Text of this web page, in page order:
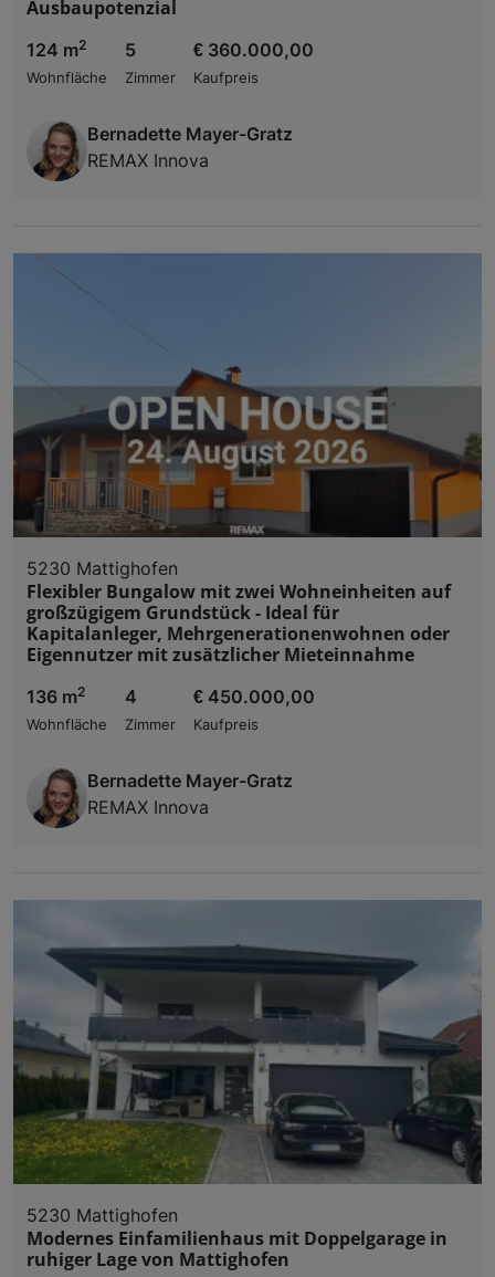
Ausbaupotenzial
124 m2
Wohnfläche
5
Zimmer
€ 360.000,00
Kaufpreis
Bernadette Mayer-Gratz
REMAX Innova
5230 Mattighofen
Flexibler Bungalow mit zwei Wohneinheiten auf
großzügigem Grundstück - Ideal für
Kapitalanleger, Mehrgenerationenwohnen oder
Eigennutzer mit zusätzlicher Mieteinnahme
136 m2
Wohnfläche
4
Zimmer
€ 450.000,00
Kaufpreis
Bernadette Mayer-Gratz
REMAX Innova
5230 Mattighofen
Modernes Einfamilienhaus mit Doppelgarage in
ruhiger Lage von Mattighofen